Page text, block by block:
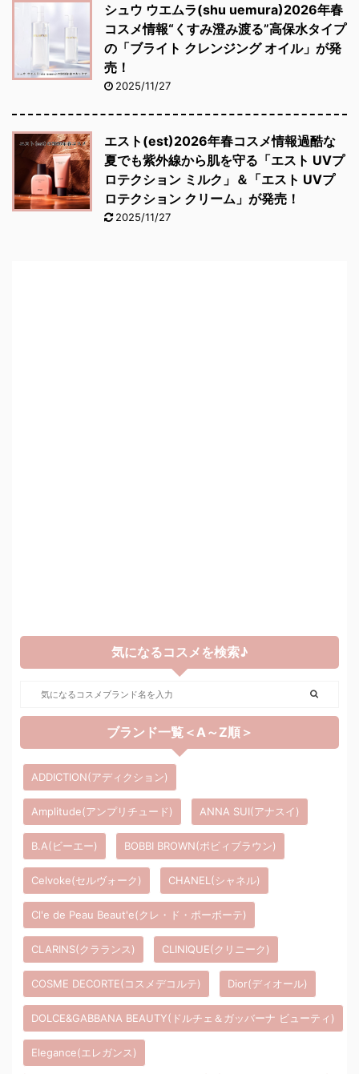
シュウ ウエムラ(shu uemura)2026年春
コスメ情報“くすみ澄み渡る”高保水タイプ
の「ブライト クレンジング オイル」が発
売！
2025/11/27
エスト(est)2026年春コスメ情報過酷な
夏でも紫外線から肌を守る「エスト UVプ
ロテクション ミルク」＆「エスト UVプ
ロテクション クリーム」が発売！
2025/11/27
気になるコスメを検索♪
ブランド一覧＜A～Z順＞
ADDICTION(アディクション)
Amplitude(アンプリチュード) ANNA SUI(アナスイ)
B.A(ビーエー) BOBBI BROWN(ボビィブラウン)
Celvoke(セルヴォーク) CHANEL(シャネル)
Cl'e de Peau Beaut'e(クレ・ド・ポーボーテ)
CLARINS(クラランス) CLINIQUE(クリニーク)
COSME DECORTE(コスメデコルテ) Dior(ディオール)
DOLCE&GABBANA BEAUTY(ドルチェ＆ガッバーナ ビューティ)
Elegance(エレガンス)